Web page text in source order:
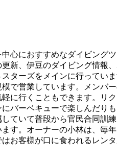
心におすすめなダイビン
新、伊豆のダイビング情
ターズをメインに行って
で営業しています。メン
に行くこともできます。
バーベキューで楽しんだ
ていて普段から官民合同
す。オーナーの小林は、
お客様が口に食われるレン